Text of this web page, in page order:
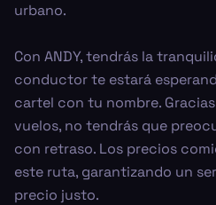
urbano.
Con ANDY, tendrás la
conductor te estará
cartel con tu nombre.
vuelos, no tendrás que
con retraso. Los precios
este ruta, garantizando un
precio justo.